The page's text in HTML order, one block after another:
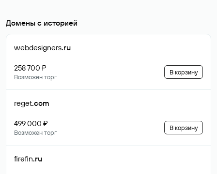
Домены с историей
webdesigners.ru
258 700 ₽
Возможен торг
В корзину
reget.com
499 000 ₽
Возможен торг
В корзину
firefin.ru